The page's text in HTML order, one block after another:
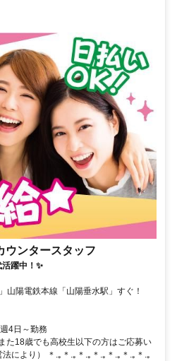
ウンタースタッフ
躍中！✨
山陽電鉄本線「山陽垂水駅」すぐ！
4日～勤務
た18歳でも高校生以下の方はご応募い
により） ＊.｡＊.｡＊.｡＊.｡＊.｡＊.｡＊.｡